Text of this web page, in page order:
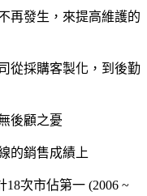
再發生，來提高維護的
從採購客製化，到後勤
後顧之憂
的銷售成績上
18次市佔第一 (2006 ~